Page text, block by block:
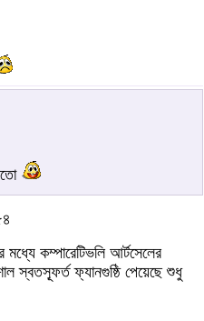
কম্পারেটিভলি আর্টসেলের
স্বতস্ফূর্ত ফ্যানগুষ্ঠি পেয়েছে শুধু